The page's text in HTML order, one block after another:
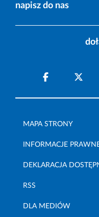
napisz do nas
MAPA STRONY
INFORMACJE
DEKLARACJA
RSS
DLA MEDIÓW